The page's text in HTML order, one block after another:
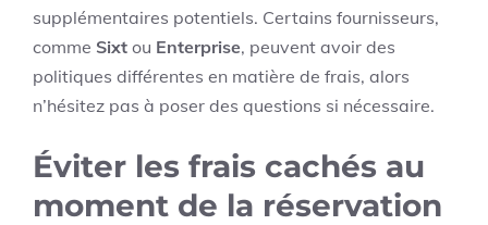
supplémentaires potentiels. Certains fournisseurs,
comme Sixt ou Enterprise, peuvent avoir des
politiques différentes en matière de frais, alors
n’hésitez pas à poser des questions si nécessaire.
Éviter les frais cachés au
moment de la réservation